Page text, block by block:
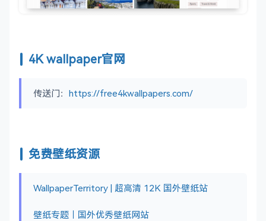
4K wallpaper官网
传送门： https://free4kwallpapers.com/
免费壁纸资源
WallpaperTerritory | 超高清 12K 国外壁纸站
壁纸专题｜国外优秀壁纸网站